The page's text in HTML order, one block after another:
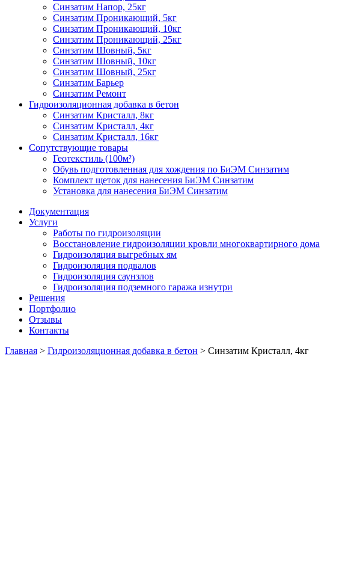
Синзатим Напор, 25кг
Синзатим Проникающий, 5кг
Синзатим Проникающий, 10кг
Синзатим Проникающий, 25кг
Синзатим Шовный, 5кг
Синзатим Шовный, 10кг
Синзатим Шовный, 25кг
Синзатим Барьер
Синзатим Ремонт
Гидроизоляционная добавка в бетон
Синзатим Кристалл, 8кг
Синзатим Кристалл, 4кг
Синзатим Кристалл, 16кг
Сопутствующие товары
Геотекстиль (100м²)
Обувь подготовленная для хождения по БиЭМ Синзатим
Комплект щеток для нанесения БиЭМ Синзатим
Установка для нанесения БиЭМ Синзатим
Документация
Услуги
Работы по гидроизоляции
Восстановление гидроизоляции кровли многоквартирного дома
Гидроизоляция выгребных ям
Гидроизоляция подвалов
Гидроизоляция саунзлов
Гидроизоляция подземного гаража изнутри
Решения
Портфолио
Отзывы
Контакты
Главная > Гидроизоляционная добавка в бетон > Синзатим Кристалл, 4кг